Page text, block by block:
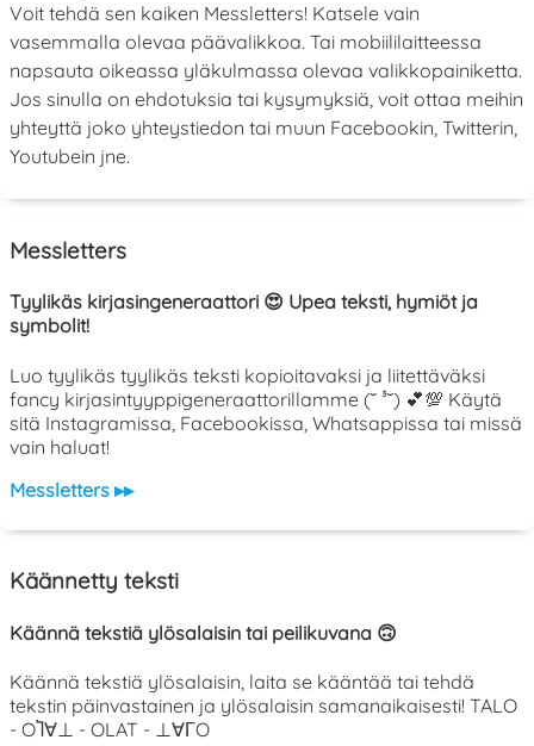
Voit tehdä sen kaiken Messletters! Katsele vain
vasemmalla olevaa päävalikkoa. Tai mobiililaitteessa
napsauta oikeassa yläkulmassa olevaa valikkopainiketta.
Jos sinulla on ehdotuksia tai kysymyksiä, voit ottaa meihin
yhteyttä joko yhteystiedon tai muun Facebookin, Twitterin,
Youtubein jne.
Messletters
Tyylikäs kirjasingeneraattori 😍 Upea teksti, hymiöt ja
symbolit!
Luo tyylikäs tyylikäs teksti kopioitavaksi ja liitettäväksi
fancy kirjasintyyppigeneraattorillamme (˘ ³˘) 💕💯 Käytä
sitä Instagramissa, Facebookissa, Whatsappissa tai missä
vain haluat!
Messletters ▸▸
Käännetty teksti
Käännä tekstiä ylösalaisin tai peilikuvana 🙃
Käännä tekstiä ylösalaisin, laita se kääntää tai tehdä
tekstin päinvastainen ja ylösalaisin samanaikaisesti! TALO
- OႨ∀⊥ - OLAT - ⊥∀ΓO